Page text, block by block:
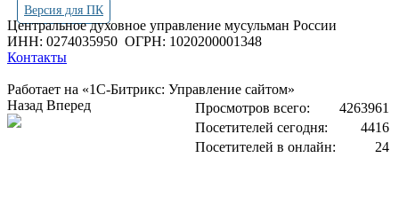
Версия для ПК
Центральное духовное управление мусульман России
ИНН: 0274035950 ОГРН: 1020200001348
Контакты
Работает на «1С-Битрикс: Управление сайтом»
Просмотров всего:
4263961
Посетителей сегодня:
4416
Посетителей в онлайн:
24
Назад Вперед